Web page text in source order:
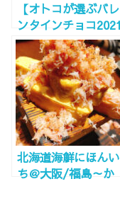
【オトコが選ぶバレ
ンタインチョコ2021
おすすめ10選】阪
百貨店チョコレート
博覧会2021！ステ
ホームのお取り寄せ
でも是非！
北海道海鮮にほんい
ち＠大阪/福島～か